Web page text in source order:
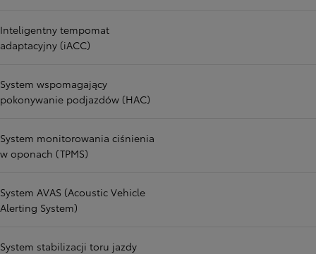
Inteligentny tempomat
adaptacyjny (iACC)
System wspomagający
pokonywanie podjazdów (HAC)
System monitorowania ciśnienia
w oponach (TPMS)
System AVAS (Acoustic Vehicle
Alerting System)
System stabilizacji toru jazdy